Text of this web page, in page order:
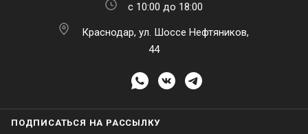
с 10:00 до 18:00
Краснодар, ул. Шоссе Нефтяников,
44
ПОДПИСАТЬСЯ НА РАССЫЛКУ